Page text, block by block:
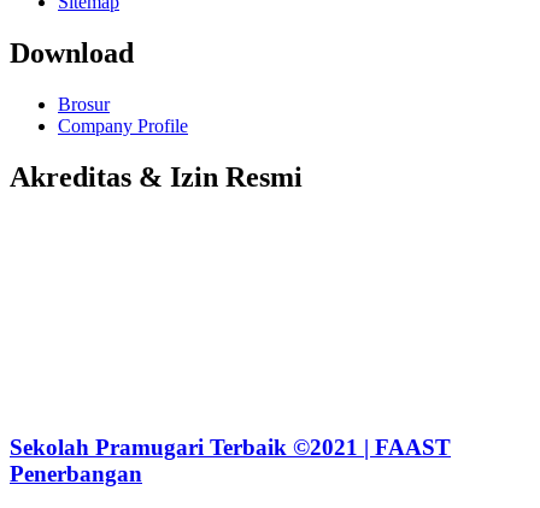
Download
Brosur
Company Profile
Akreditas & Izin Resmi
Sekolah Pramugari Terbaik ©2021 | FAAST
Penerbangan